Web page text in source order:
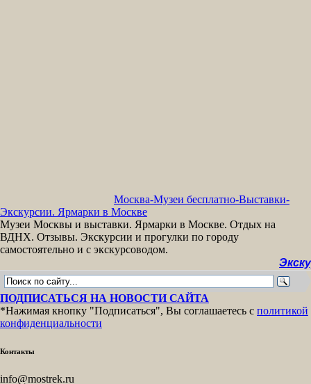
Москва-Музеи бесплатно-Выставки-
Экскурсии. Ярмарки в Москве
Музеи Москвы и выставки. Ярмарки в Москве. Отдых на
ВДНХ. Отзывы. Экскурсии и прогулки по городу
самостоятельно и с экскурсоводом.
Экскурсии
ПОДПИСАТЬСЯ НА НОВОСТИ САЙТА
*Нажимая кнопку "Подписаться", Вы соглашаетесь с политикой
конфиденциальности
Контакты
info@mostrek.ru